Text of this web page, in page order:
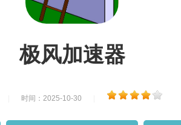
极风加速器
时间：2025-10-30